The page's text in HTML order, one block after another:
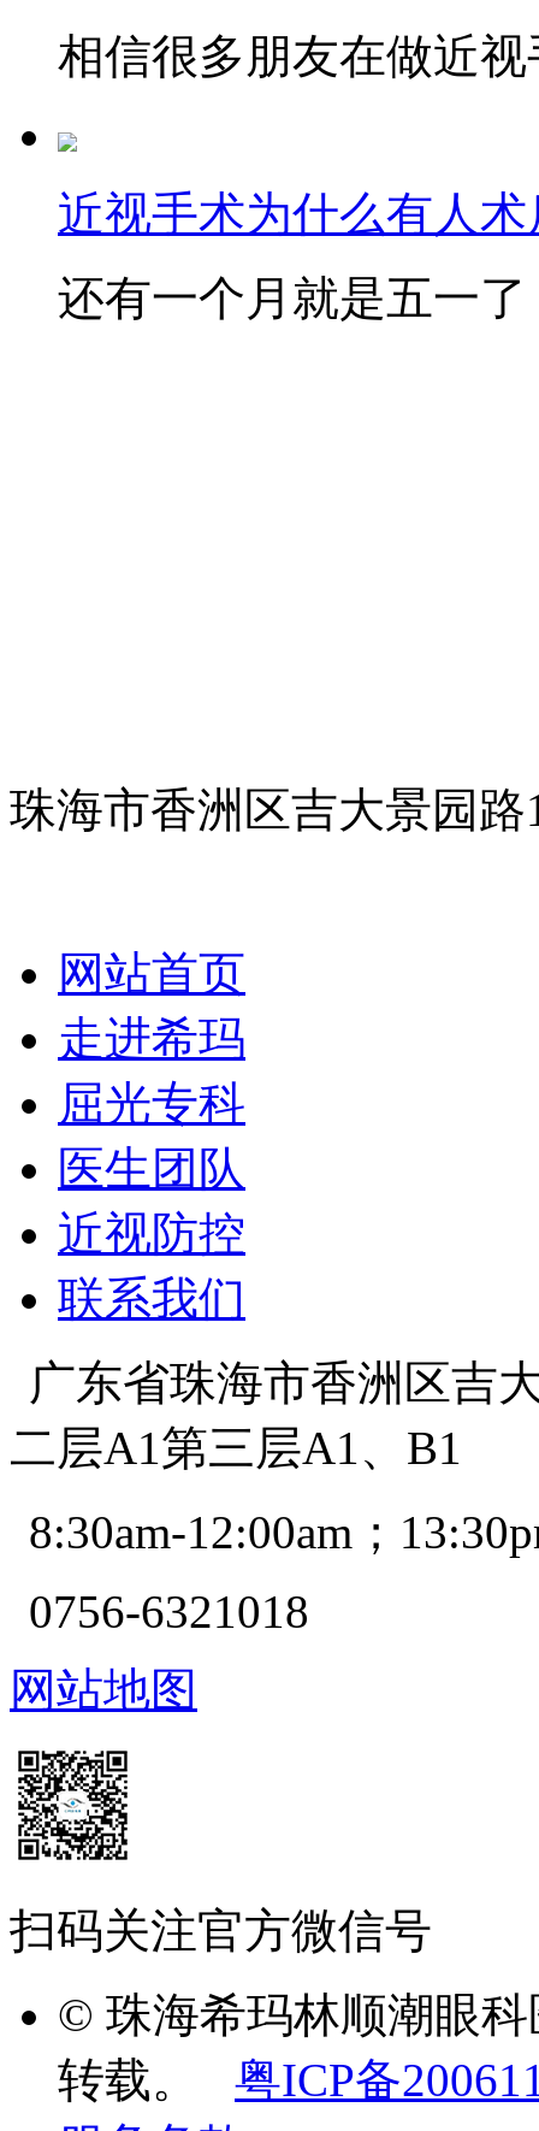
相信很多朋友在做近
近视手术为什么有人
还有一个月就是五一
珠海市香洲区吉大景园
网站首页
走进希玛
屈光专科
医生团队
近视防控
联系我们
广东省珠海市香洲区吉
二层A1第三层A1、B1
8:30am-12:00am；
0756-6321018
网站地图
扫码关注官方微信号
© 珠海希玛林顺潮眼
转载。
粤ICP备